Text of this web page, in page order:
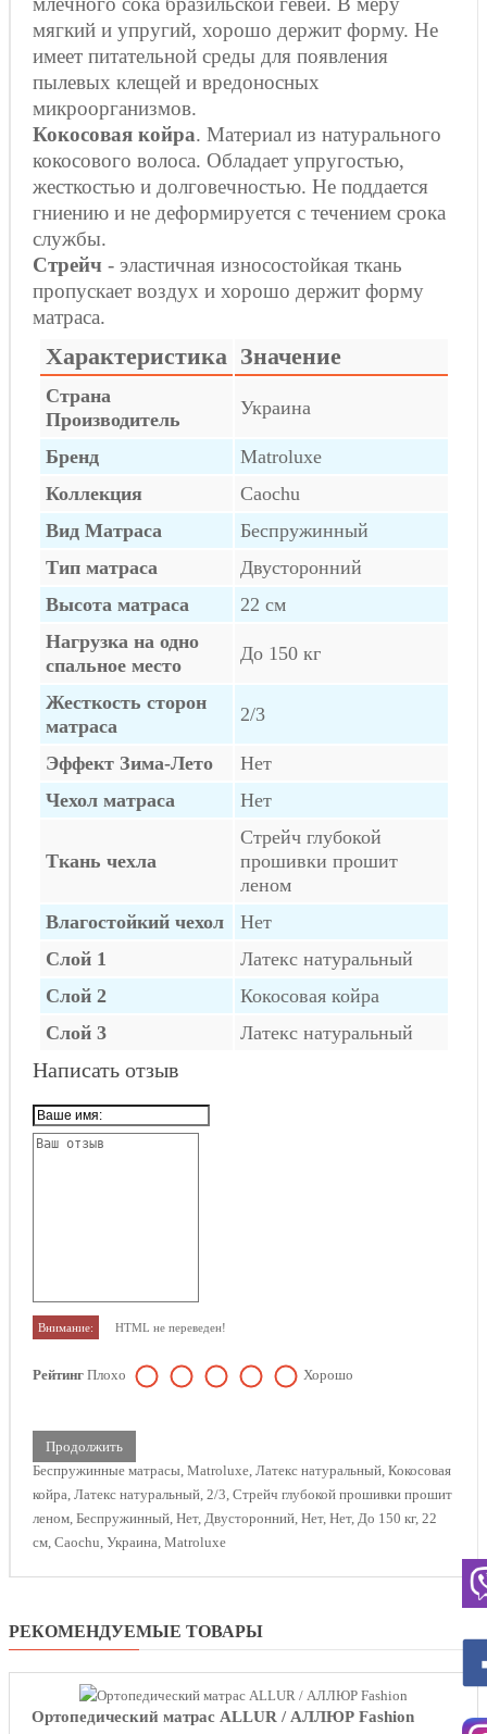
мягкий и упругий, хорошо держит форму. Не
имеет питательной среды для появления
пылевых клещей и вредоносных
микроорганизмов.
Кокосовая койра. Материал из натурального
кокосового волоса. Обладает упругостью,
жесткостью и долговечностью. Не поддается
гниению и не деформируется с течением срока
службы.
Стрейч - эластичная износостойкая ткань
пропускает воздух и хорошо держит форму
матраса.
Характеристика Значение
Страна
Производитель
Украина
Бренд
Matroluxe
Коллекция
Caochu
Вид Матраса
Беспружинный
Тип матраса
Двусторонний
Высота матраса
22 см
Нагрузка на одно
спальное место
До 150 кг
Жесткость сторон
матраса
2/3
Эффект Зима-Лето
Нет
Чехол матраса
Нет
Ткань чехла
Стрейч глубокой
прошивки прошит
леном
Влагостойкий чехол
Нет
Слой 1
Латекс натуральный
Слой 2
Кокосовая койра
Слой 3
Латекс натуральный
Написать отзыв
Внимание: HTML не переведен!
Рейтинг Плохо Хорошо
Продолжить
Беспружинные матрасы, Matroluxe, Латекс натуральный, Кокосовая
койра, Латекс натуральный, 2/3, Стрейч глубокой прошивки прошит
леном, Беспружинный, Нет, Двусторонний, Нет, Нет, До 150 кг, 22
см, Caochu, Украина, Matroluxe
РЕКОМЕНДУЕМЫЕ ТОВАРЫ
Ортопедический матрас ALLUR / АЛЛЮР Fashion